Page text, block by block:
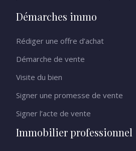
Démarches immo
Rédiger une offre d’achat
Démarche de vente
Visite du bien
Signer une promesse de vente
Signer l’acte de vente
Immobilier professionnel